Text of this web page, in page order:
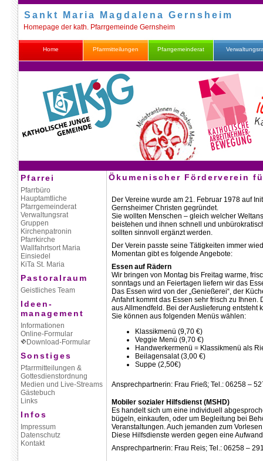
Sankt Maria Magdalena Gernsheim
Homepage der kath. Pfarrgemeinde Gernsheim
Home Pfarrmitteilungen Pfarrgemeinderat
Pfarrei
Pfarrbüro
Hauptamtliche
Pfarrgemeinderat
Verwaltungsrat
Gruppen
Kirchenpatronin
Pfarrkirche
Wallfahrtsort Maria
Einsiedel
KiTa St. Maria
Pastoralraum
Geistliches Team
Ideen-
management
Informationen
Online-Formular
Download-Formular
Sonstiges
Pfarrmitteilungen &
Gottesdienstordnung
Medien und Live-Streams
Gästebuch
Links
Infos
Impressum
Datenschutz
Kontakt
Ökumenischer Förderverein
Der Vereine wurde am 21. Februar 1978 auf
Gernsheimer Christen gegründet.
Sie wollten Menschen – gleich welcher
beistehen und ihnen schnell und
sollten sinnvoll ergänzt werden.
Der Verein passte seine Tätigkeiten immer
Momentan gibt es folgende Angebote:
Essen auf Rädern
Wir bringen von Montag bis Freitag warme,
sonntags und an Feiertagen liefern wir das
Das Essen wird von der „Genießerei“, der
Anfahrt kommt das Essen sehr frisch zu
aus Allmendfeld. Bei der Auslieferung entsteht
Sie können aus folgenden Menüs wählen:
Klassikmenü (9,70 €)
Veggie Menü (9,70 €)
Handwerkermenü = Klassikmenü als
Beilagensalat (3,00 €)
Suppe (2,50€)
Ansprechpartnerin: Frau Frieß; Tel.: 06258 –
Mobiler sozialer Hilfsdienst (MSHD)
Es handelt sich um eine individuell
bügeln, einkaufen, oder um Begleitung bei
Veranstaltungen. Auch jemanden zum
Diese Hilfsdienste werden gegen eine
Ansprechpartnerin: Frau Reis; Tel.: 06258 –